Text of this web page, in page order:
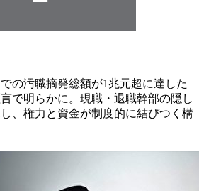
の汚職摘発総額が1兆元超に達した
で明らかに。現職・退職幹部の隠し
、権力と資金が制度的に結びつく構